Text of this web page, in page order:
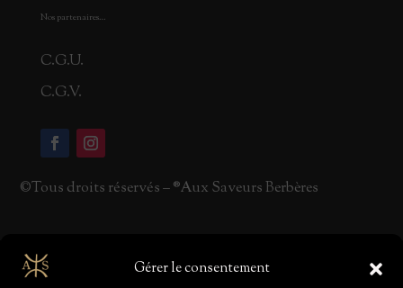
Gérer le consentement
Nos partenaires…
C.G.U.
C.G.V.
©Tous droits réservés – ®Aux Saveurs Berbères